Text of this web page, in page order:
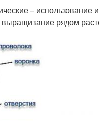
– использование
рядом